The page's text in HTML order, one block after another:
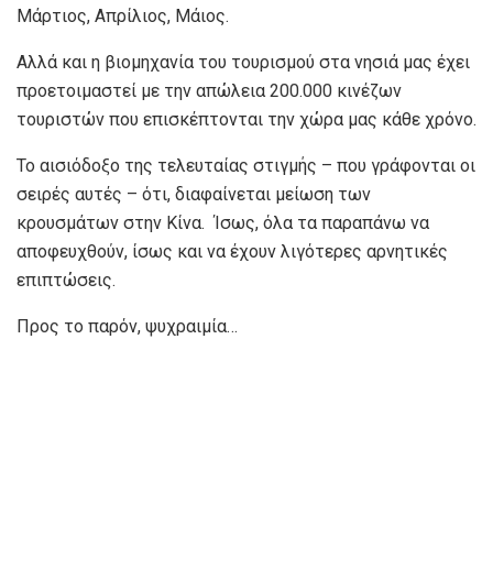
Μάρτιος, Απρίλιος, Μάιος.
Αλλά και η βιομηχανία του τουρισμού στα νησιά μας έχει
προετοιμαστεί με την απώλεια 200.000 κινέζων
τουριστών που επισκέπτονται την χώρα μας κάθε χρόνο.
Το αισιόδοξο της τελευταίας στιγμής – που γράφονται οι
σειρές αυτές – ότι, διαφαίνεται μείωση των
κρουσμάτων στην Κίνα. Ίσως, όλα τα παραπάνω να
αποφευχθούν, ίσως και να έχουν λιγότερες αρνητικές
επιπτώσεις.
Προς το παρόν, ψυχραιμία…